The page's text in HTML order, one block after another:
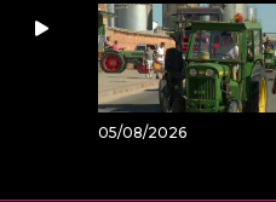
05/08/2026